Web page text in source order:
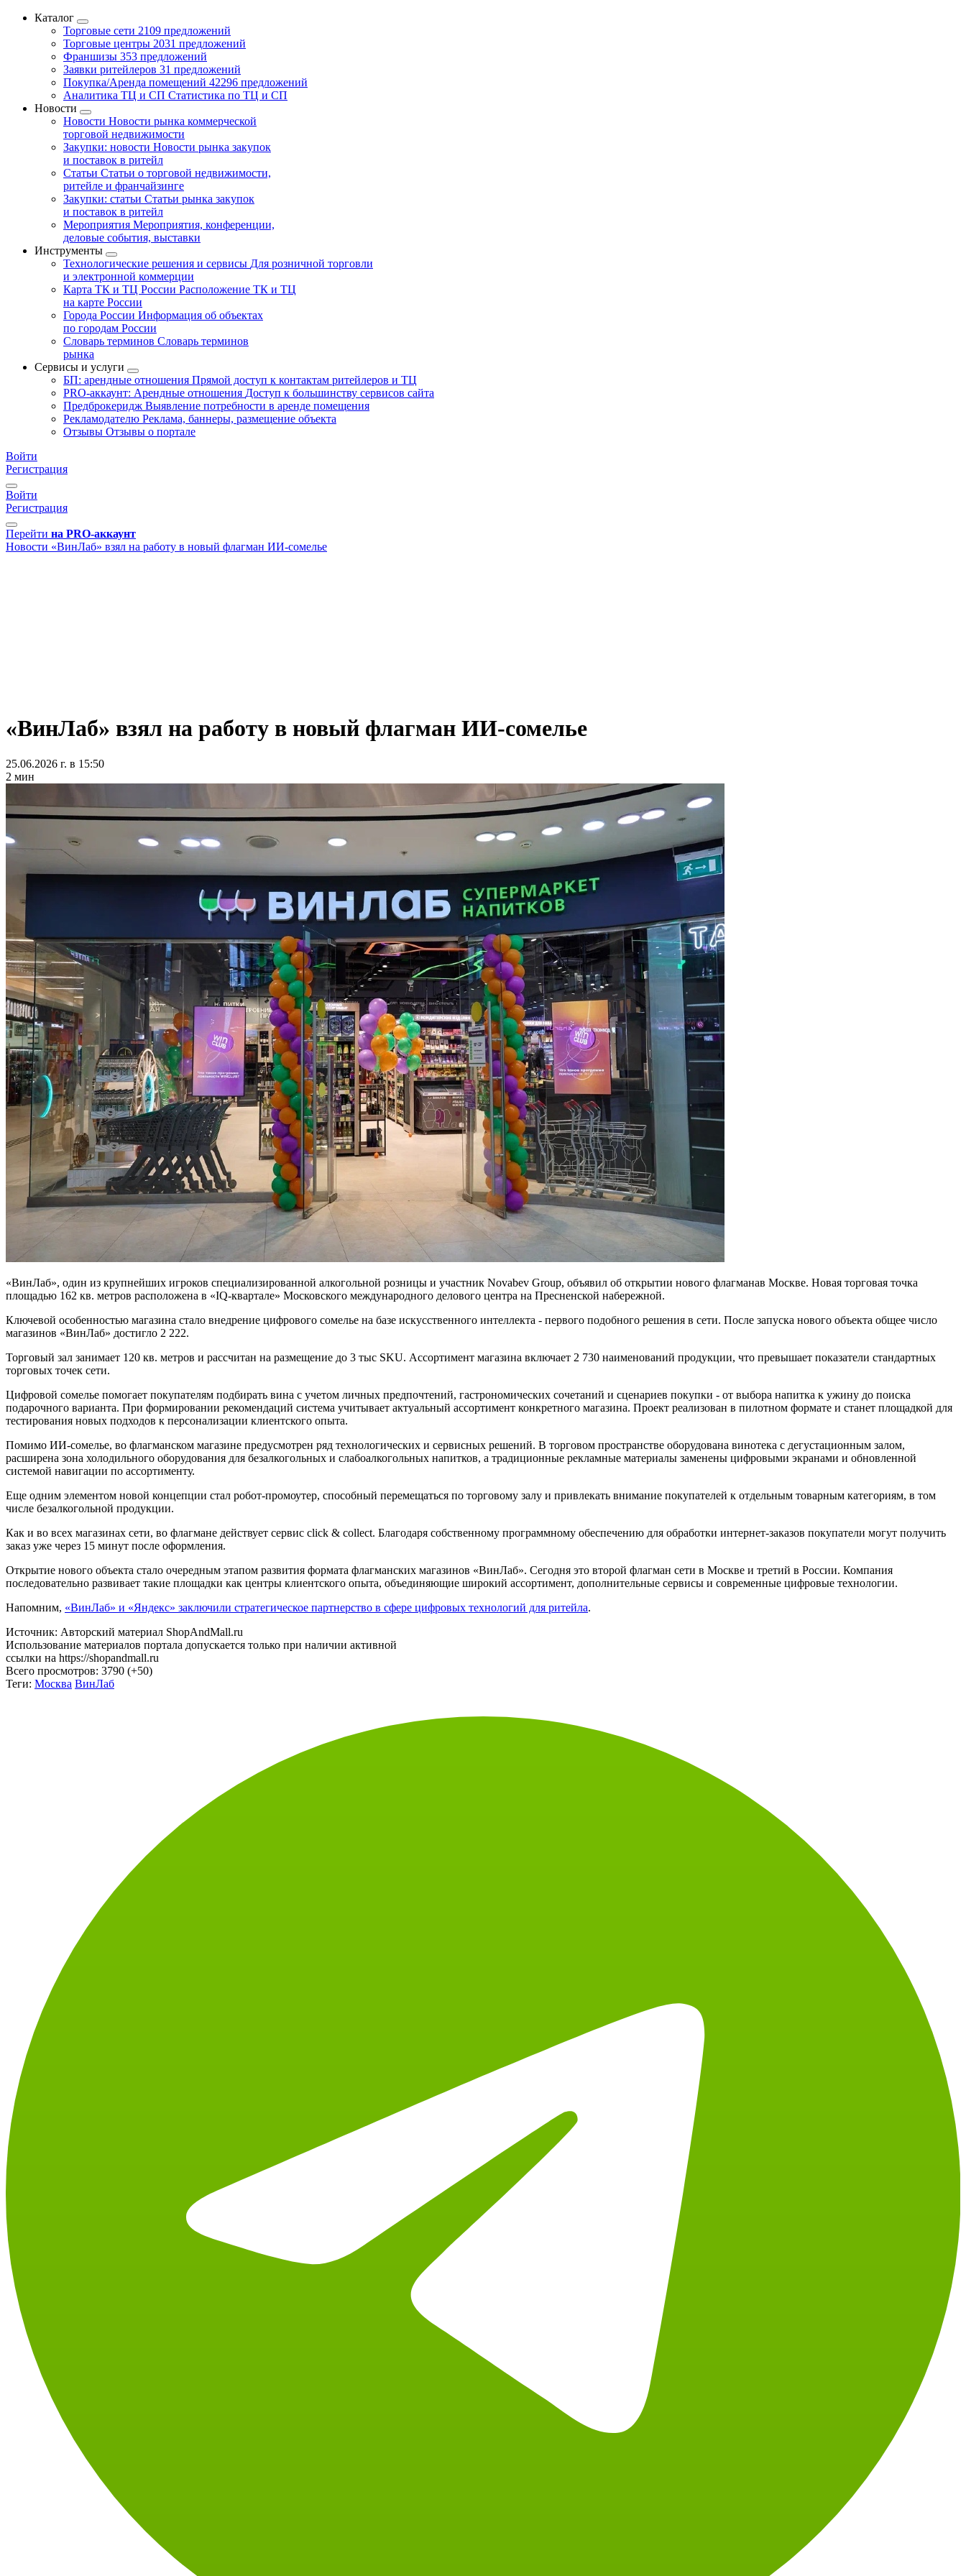
Каталог
Торговые сети 2109 предложений
Торговые центры 2031 предложений
Франшизы 353 предложений
Заявки ритейлеров 31 предложений
Покупка/Аренда помещений 42296 предложений
Аналитика ТЦ и СП Статистика по ТЦ и СП
Новости
Новости Новости рынка коммерческой
торговой недвижимости
Закупки: новости Новости рынка закупок
и поставок в ритейл
Статьи Статьи о торговой недвижимости,
ритейле и франчайзинге
Закупки: статьи Статьи рынка закупок
и поставок в ритейл
Мероприятия Мероприятия, конференции,
деловые события, выставки
Инструменты
Технологические решения и сервисы Для розничной торговли
и электронной коммерции
Карта ТК и ТЦ России Расположение ТК и ТЦ
на карте России
Города России Информация об объектах
по городам России
Словарь терминов Словарь терминов
рынка
Сервисы и услуги
БП: арендные отношения Прямой доступ к контактам ритейлеров и ТЦ
PRO-аккаунт: Арендные отношения Доступ к большинству сервисов сайта
Предброкеридж Выявление потребности в аренде помещения
Рекламодателю Реклама, баннеры, размещение объекта
Отзывы Отзывы о портале
Войти
Регистрация
Войти
Регистрация
Перейти на PRO-аккаунт
Новости «ВинЛаб» взял на работу в новый флагман ИИ-сомелье
«ВинЛаб» взял на работу в новый флагман ИИ-сомелье
2 мин
площадью 162 кв. метров расположена в «IQ-квартале» Московского международного делового центра на Пресненской набережной.
магазинов «ВинЛаб» достигло 2 222.
торговых точек сети.
подарочного варианта. При формировании рекомендаций система учитывает актуальный ассортимент конкретного магазина. Проект реализован в пилотном формате и станет площадкой для
тестирования новых подходов к персонализации клиентского опыта.
расширена зона холодильного оборудования для безалкогольных и слабоалкогольных напитков, а традиционные рекламные материалы заменены цифровыми экранами и обновленной
системой навигации по ассортименту.
числе безалкогольной продукции.
заказ уже через 15 минут после оформления.
последовательно развивает такие площадки как центры клиентского опыта, объединяющие широкий ассортимент, дополнительные сервисы и современные цифровые технологии.
Использование материалов портала допускается только при наличии активной
ссылки на https://shopandmall.ru
Всего просмотров:3790 (+50)
Теги: Москва ВинЛаб